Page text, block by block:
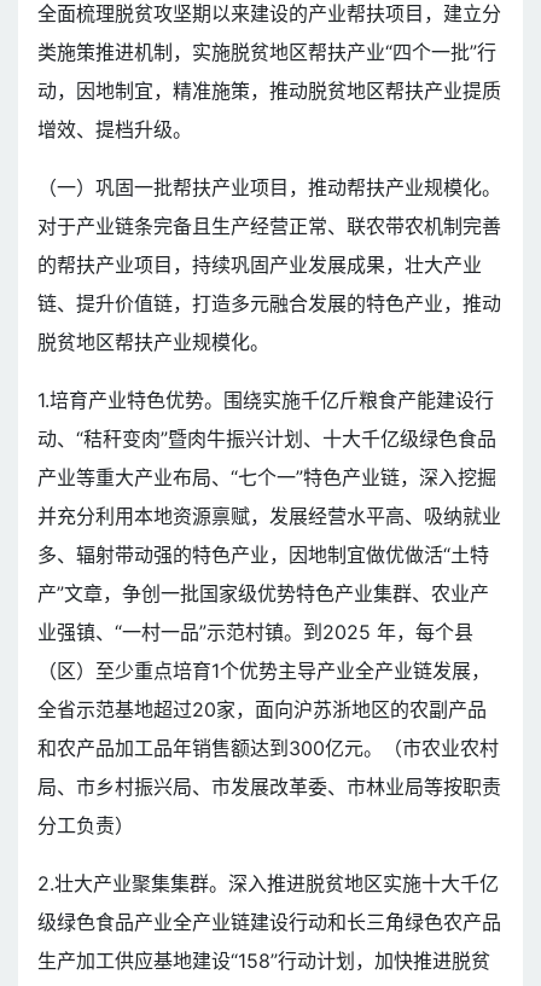
全面梳理脱贫攻坚期以来建设的产业帮扶项目，建立分
类施策推进机制，实施脱贫地区帮扶产业“四个一批”行
动，因地制宜，精准施策，推动脱贫地区帮扶产业提质
增效、提档升级。
（一）巩固一批帮扶产业项目，推动帮扶产业规模化。
对于产业链条完备且生产经营正常、联农带农机制完善
的帮扶产业项目，持续巩固产业发展成果，壮大产业
链、提升价值链，打造多元融合发展的特色产业，推动
脱贫地区帮扶产业规模化。
1.培育产业特色优势。围绕实施千亿斤粮食产能建设行
动、“秸秆变肉”暨肉牛振兴计划、十大千亿级绿色食品
产业等重大产业布局、“七个一”特色产业链，深入挖掘
并充分利用本地资源禀赋，发展经营水平高、吸纳就业
多、辐射带动强的特色产业，因地制宜做优做活“土特
产”文章，争创一批国家级优势特色产业集群、农业产
业强镇、“一村一品”示范村镇。到2025 年，每个县
（区）至少重点培育1个优势主导产业全产业链发展，
全省示范基地超过20家，面向沪苏浙地区的农副产品
和农产品加工品年销售额达到300亿元。（市农业农村
局、市乡村振兴局、市发展改革委、市林业局等按职责
分工负责）
2.壮大产业聚集集群。深入推进脱贫地区实施十大千亿
级绿色食品产业全产业链建设行动和长三角绿色农产品
生产加工供应基地建设“158”行动计划，加快推进脱贫